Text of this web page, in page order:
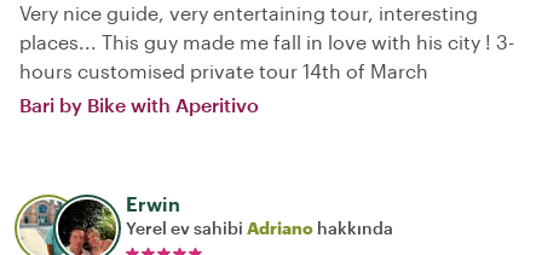
Very nice guide, very entertaining tour, interesting
places... This guy made me fall in love with his city ! 3-
hours customised private tour 14th of March
Bari by Bike with Aperitivo
Erwin
Yerel ev sahibi Adriano hakkında